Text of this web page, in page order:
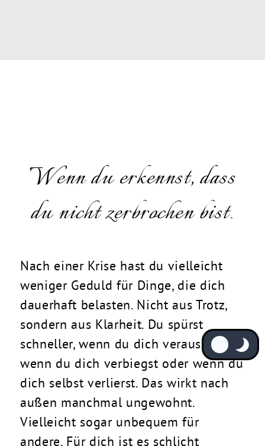
Wenn du erkennst, dass
du nicht zerbrochen bist.
Nach einer Krise hast du vielleicht
weniger Geduld für Dinge, die dich
dauerhaft belasten. Nicht aus Trotz,
sondern aus Klarheit. Du spürst
schneller, wenn du dich verausgabst,
wenn du dich verbiegst oder wenn du
dich selbst verlierst. Das wirkt nach
außen manchmal ungewohnt.
Vielleicht sogar unbequem für
andere. Für dich ist es schlicht